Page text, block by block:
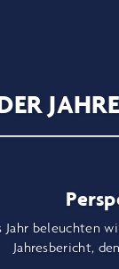
Jahr beleuchten
Jahresbericht,